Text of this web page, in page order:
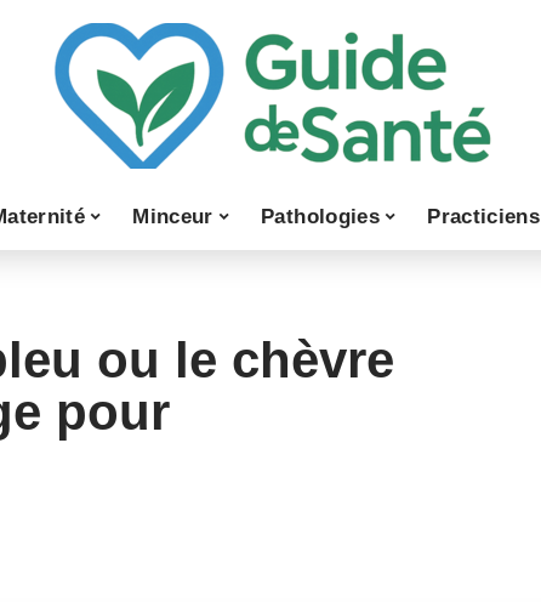
Minceur Pathologies Practiciens
ou le chèvre
pour